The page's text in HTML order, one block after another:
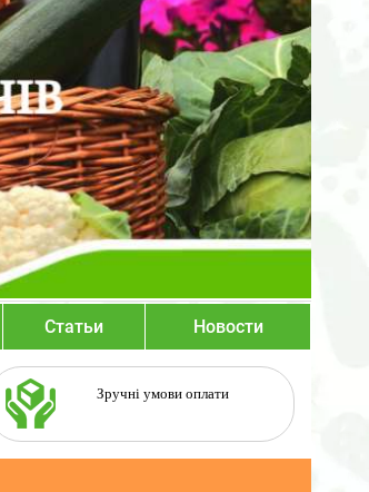
Статьи Новости
Зручні умови оплати